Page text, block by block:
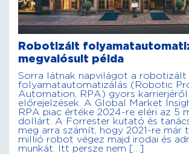
Robotizált
megvalósult példa
Sorra látnak napvilágot a robotizált
folyamatautomatizálás (Robotic
Automation, RPA) gyors
előrejelzések. A Global Market
RPA piac értéke 2024-re eléri az 5
dollárt. A Forrester kutató és
meg arra számít, hogy 2021-re már
millió robot végez majd irodai és
munkát. Itt persze nem […]